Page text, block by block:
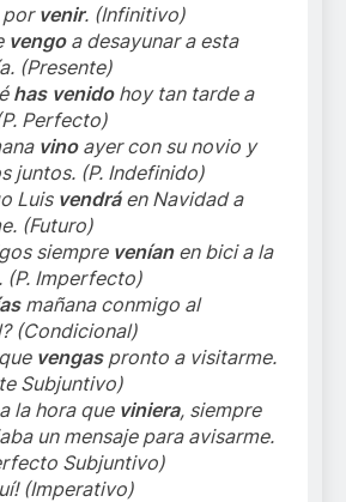
por venir. (Infinitivo)
vengoa desayunar a esta
(Presente)
has venidohoy tan tarde a
Perfecto)
vinoayer con su novio y
juntos. (P. Indefinido)
Luis vendráen Navidad a
(Futuro)
siempre veníanen bici a la
(P. Imperfecto)
mañana conmigo al
(Condicional)
vengaspronto a visitarme.
Subjuntivo)
a la hora que viniera, siempre
un mensaje para avisarme.
Subjuntivo)
(Imperativo)